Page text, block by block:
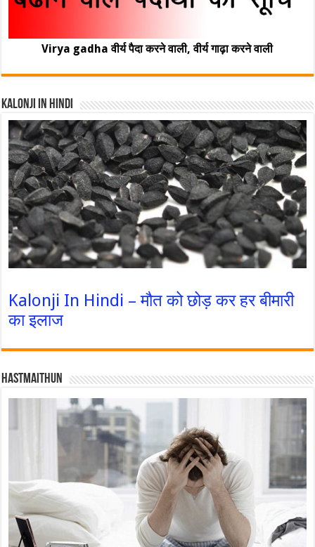
Virya gadha वीर्य पैदा करने वाली, वीर्य गाढ़ा करने वाली
Kalonji In Hindi
Kalonji In Hindi – मौत को छोड़ कर हर बीमारी
का इलाज
Hastmaithun